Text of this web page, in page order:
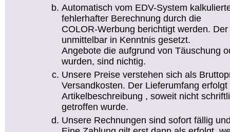
Automatisch vom EDV-System
fehlerhafter Berechnung durch die
COLOR-Werbung berichtigt werden.
unmittelbar in Kenntnis gesetzt.
Angebote die aufgrund von Täuschung
wurden, sind nichtig.
Unsere Preise verstehen sich als
Versandkosten. Der Lieferumfang
Artikelbeschreibung , soweit nicht
getroffen wurde.
Unsere Rechnungen sind sofort fällig